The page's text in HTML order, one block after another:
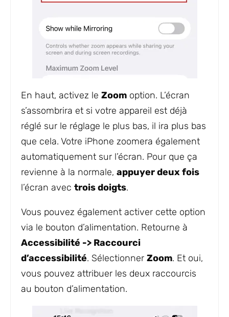
En haut, activez le Zoom option. L’écran
s’assombrira et si votre appareil est déjà
réglé sur le réglage le plus bas, il ira plus bas
que cela. Votre iPhone zoomera également
automatiquement sur l’écran. Pour que ça
revienne à la normale, appuyer deux fois
l’écran avec trois doigts.
Vous pouvez également activer cette option
via le bouton d’alimentation. Retourne à
Accessibilité -> Raccourci
d’accessibilité. Sélectionner Zoom. Et oui,
vous pouvez attribuer les deux raccourcis
au bouton d’alimentation.